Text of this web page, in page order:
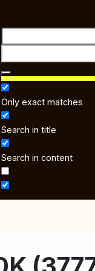
Only exact matches
Search in title
Search in content